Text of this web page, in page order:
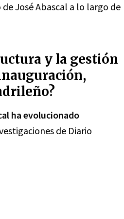
José Abascal a lo largo de
y la gestión
ha evolucionado
de Diario